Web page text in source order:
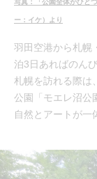
写真：「公園全体がひと
ー：イケ）より
羽田空港から札幌
泊3日あればのん
札幌を訪れる際は
公園「モエレ沼公
自然とアートが一